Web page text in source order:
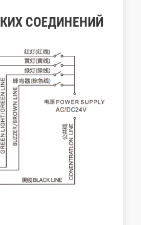
СОЕДИНЕНИЙ